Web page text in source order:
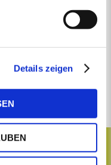
Details zeigen